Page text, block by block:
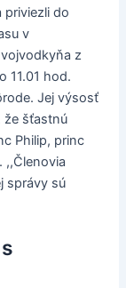
priviezli do
v
z
11.01 hod.
Jej výsosť
že šťastnú
Philip, princ
,,Členovia
správy sú